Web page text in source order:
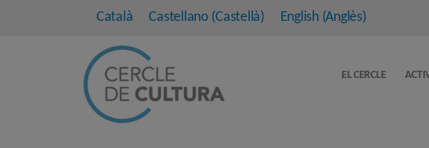
Català Castellano (Castellà) English(Anglès)
EL CERCLE